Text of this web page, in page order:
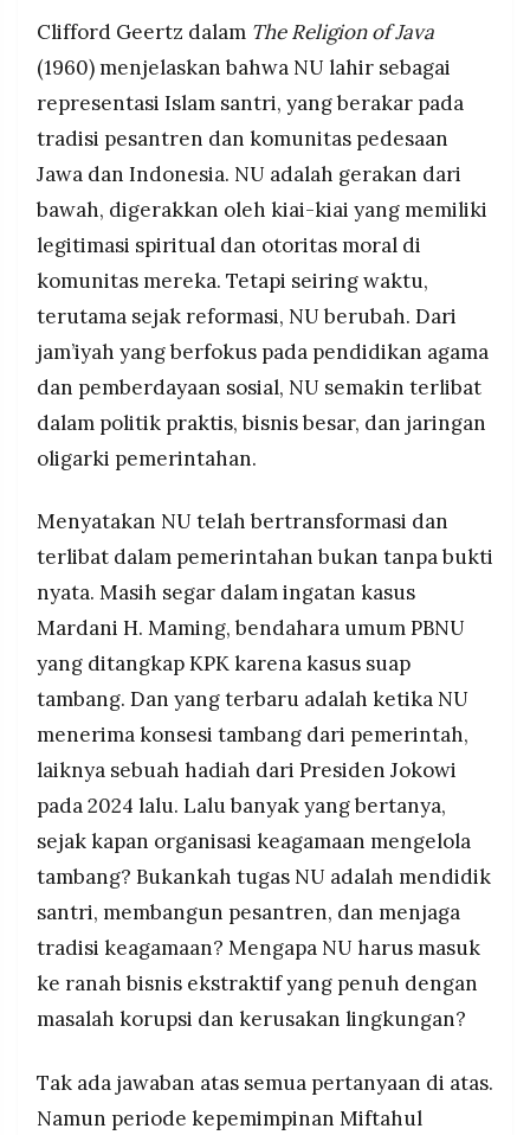
Clifford Geertz dalam The Religion of Java
(1960) menjelaskan bahwa NU lahir sebagai
representasi Islam santri, yang berakar pada
tradisi pesantren dan komunitas pedesaan
Jawa dan Indonesia. NU adalah gerakan dari
bawah, digerakkan oleh kiai-kiai yang memiliki
legitimasi spiritual dan otoritas moral di
komunitas mereka. Tetapi seiring waktu,
terutama sejak reformasi, NU berubah. Dari
jam’iyah yang berfokus pada pendidikan agama
dan pemberdayaan sosial, NU semakin terlibat
dalam politik praktis, bisnis besar, dan jaringan
oligarki pemerintahan.
Menyatakan NU telah bertransformasi dan
terlibat dalam pemerintahan bukan tanpa bukti
nyata. Masih segar dalam ingatan kasus
Mardani H. Maming, bendahara umum PBNU
yang ditangkap KPK karena kasus suap
tambang. Dan yang terbaru adalah ketika NU
menerima konsesi tambang dari pemerintah,
laiknya sebuah hadiah dari Presiden Jokowi
pada 2024 lalu. Lalu banyak yang bertanya,
sejak kapan organisasi keagamaan mengelola
tambang? Bukankah tugas NU adalah mendidik
santri, membangun pesantren, dan menjaga
tradisi keagamaan? Mengapa NU harus masuk
ke ranah bisnis ekstraktif yang penuh dengan
masalah korupsi dan kerusakan lingkungan?
Tak ada jawaban atas semua pertanyaan di atas.
Namun periode kepemimpinan Miftahul